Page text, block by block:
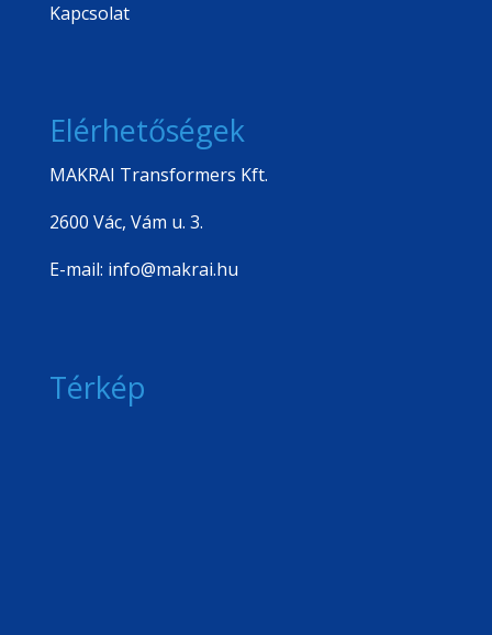
Kapcsolat
Elérhetőségek
MAKRAI Transformers Kft.
2600 Vác, Vám u. 3.
E-mail: info@makrai.hu
Térkép